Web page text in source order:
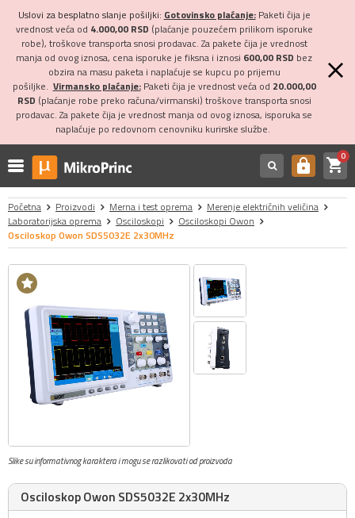
Uslovi za besplatno slanje pošiljki: Gotovinsko plaćanje:Paketi čija je
vrednost veća od 4.000,00 RSD (plaćanje pouzećem prilikom isporuke
robe), troškove transporta snosi prodavac. Za pakete čija je vrednost
manja od ovog iznosa, cena isporuke je fiksna i iznosi 600,00 RSD bez
obzira na masu paketa i naplaćuje se kupcu po prijemu
pošiljke. Virmansko plaćanje:Paketi čija je vrednost veća od 20.000,00
RSD (plaćanje robe preko računa/virmanski) troškove transporta snosi
prodavac. Za pakete čija je vrednost manja od ovog iznosa, isporuka se
naplaćuje po redovnom cenovniku kurirske službe.
https shopping_cart0
Početna Proizvodi Merna i test oprema
Merenje električnih veličina
Laboratorijska oprema
Osciloskopi
Osciloskopi Owon
Osciloskop Owon SDS5032E 2x30MHz
Slike su informativnog karaktera i mogu se razlikovati od proizvoda
Osciloskop Owon SDS5032E 2x30MHz